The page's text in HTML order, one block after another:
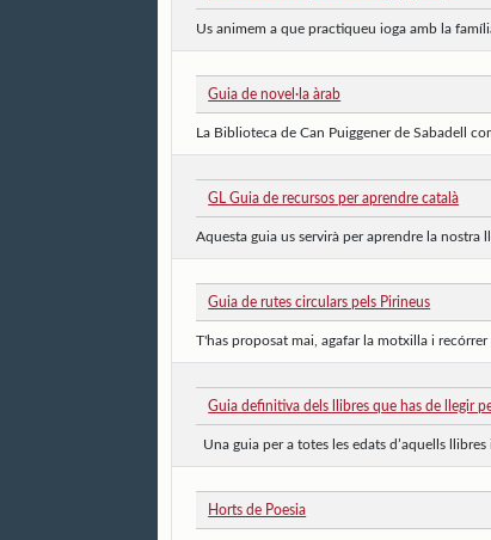
Us animem a que practiqueu ioga amb la
Guia de novel·la àrab
La Biblioteca de Can Puiggener de Sabadell
GL Guia de recursos per aprendre català
Aquesta guia us servirà per aprendre la nostra
Guia de rutes circulars pels Pirineus
T'has proposat mai, agafar la motxilla i recórrer
Guia definitiva dels llibres que has de llegir
Una guia per a totes les edats d’aquells
Horts de Poesia